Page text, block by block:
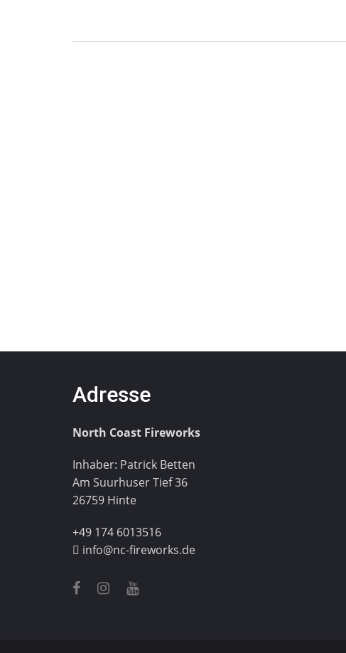
Adresse
North Coast Fireworks
Inhaber: Patrick Betten
Am Suurhuser Tief 36
26759 Hinte
+49 174 6013516
info@nc-fireworks.de